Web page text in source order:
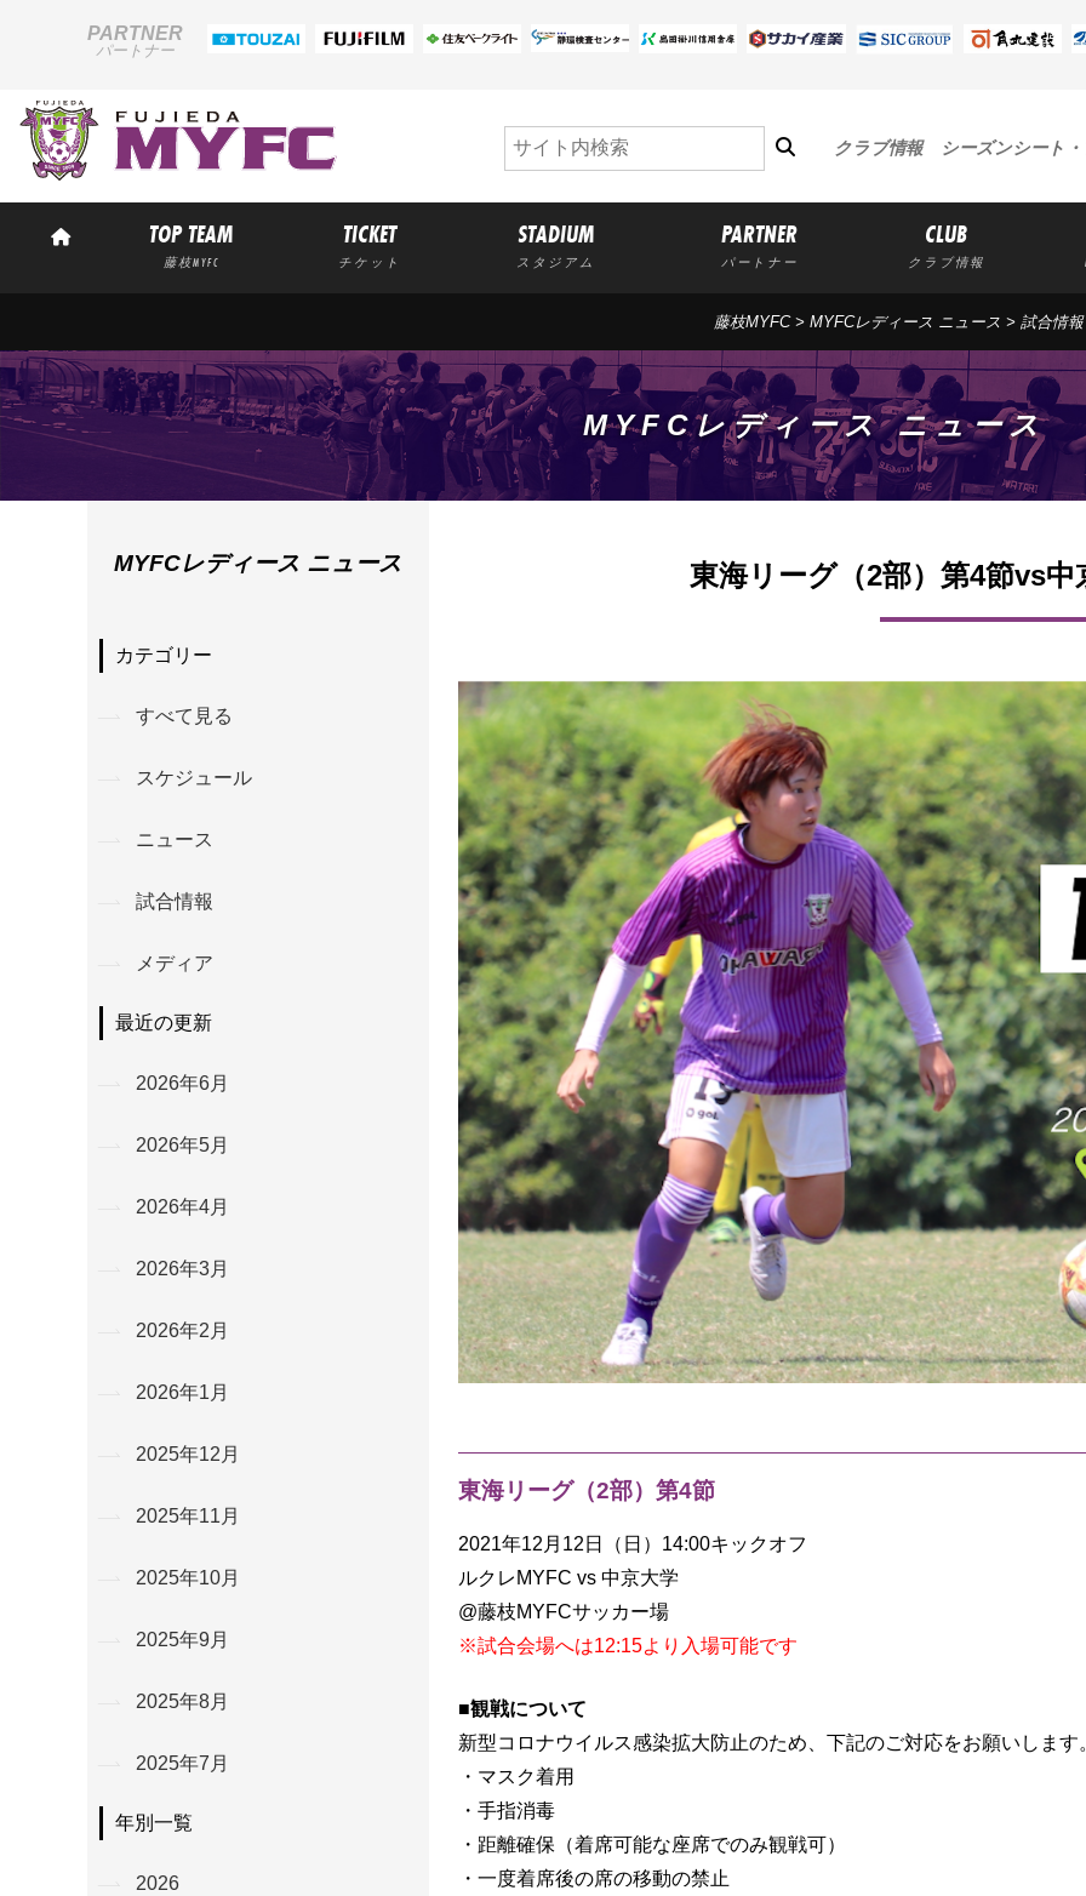
PARTNER
パートナー
クラブ情報 シーズンシート
TOP TEAM
藤枝MYFC
TICKET
チケット
STADIUM
スタジアム
PARTNER
パートナー
CLUB
クラブ情報
藤枝MYFC> MYFCレディース ニュース > 試合情報
MYFCレディース ニュース
東海リーグ（2部）第4節vs中
東海リーグ（2部）第4節
2021年12月12日（日）14:00キックオフ
ルクレMYFC vs 中京大学
@藤枝MYFCサッカー場
※試合会場へは12:15より入場可能です
■観戦について
新型コロナウイルス感染拡大防止のため、下記のご対応をお願いします
・マスク着用
・手指消毒
・距離確保（着席可能な座席でのみ観戦可）
・一度着席後の席の移動の禁止
MYFCレディース ニュース
カテゴリー
すべて見る
スケジュール
ニュース
試合情報
メディア
最近の更新
2026年6月
2026年5月
2026年4月
2026年3月
2026年2月
2026年1月
2025年12月
2025年11月
2025年10月
2025年9月
2025年8月
2025年7月
年別一覧
2026